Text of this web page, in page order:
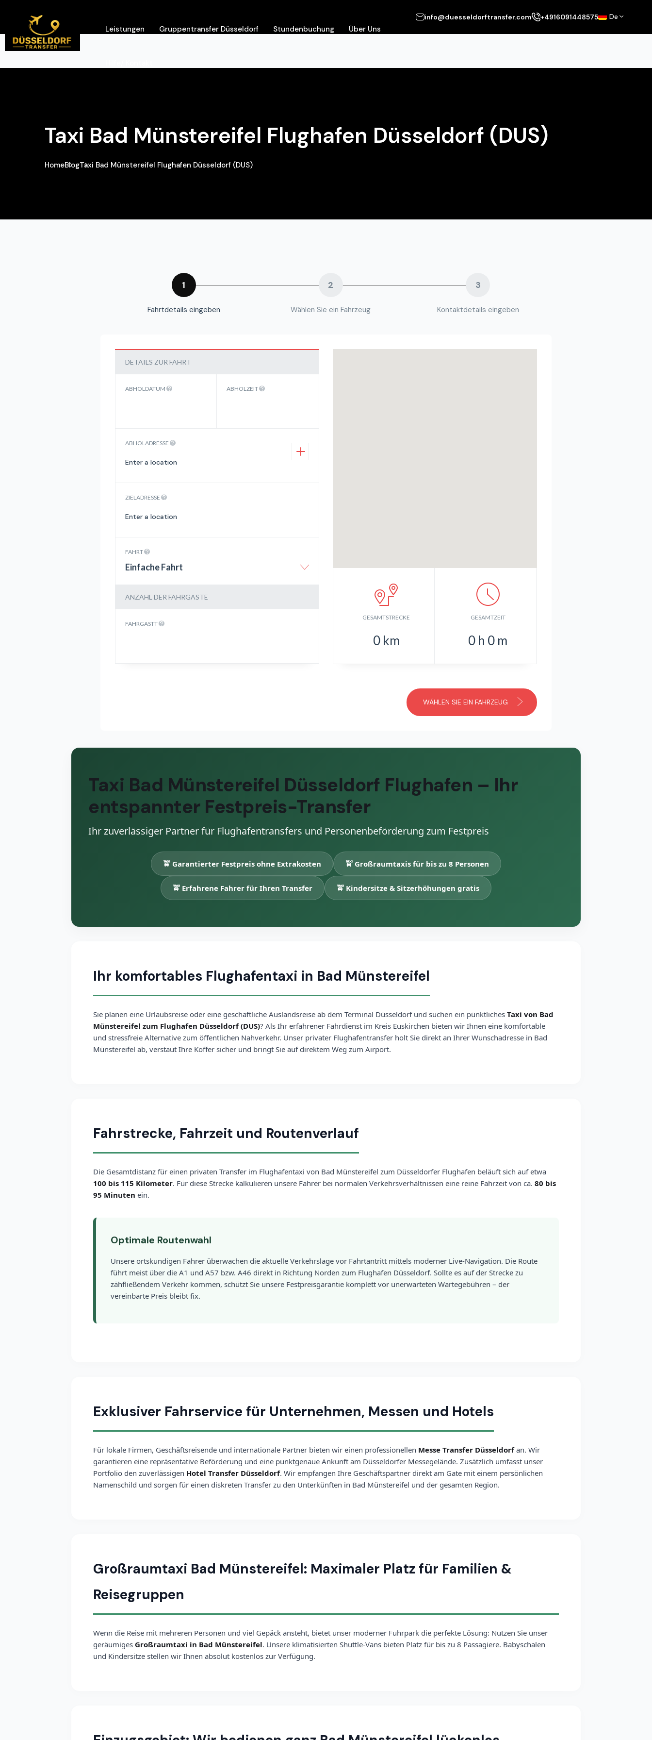
Leistungen Gruppentransfer Düsseldorf Stundenbuchung Über Uns
info@duesseldorftransfer.com +4916091448575 De
Taxi Bad Münstereifel Flughafen Düsseldorf (DUS)
HomeBlogTaxi Bad Münstereifel Flughafen Düsseldorf (DUS)
1
Fahrtdetails eingeben
2
Wählen Sie ein Fahrzeug
3
Kontaktdetails eingeben
DETAILS ZUR FAHRT
ABHOLDATUM ABHOLZEIT
ABHOLADRESSE
ZIELADRESSE
FAHRT
Einfache Fahrt
ANZAHL DER FAHRGÄSTE
FAHRGASTT
GESAMTSTRECKE
0 km
GESAMTZEIT
0 h 0 m
WÄHLEN SIE EIN FAHRZEUG
Taxi Bad Münstereifel Düsseldorf Flughafen – Ihr
entspannter Festpreis-Transfer
Ihr zuverlässiger Partner für Flughafentransfers und Personenbeförderung zum Festpreis
🚖 Garantierter Festpreis ohne Extrakosten 🚖 Großraumtaxis für bis zu 8 Personen
🚖 Erfahrene Fahrer für Ihren Transfer 🚖 Kindersitze & Sitzerhöhungen gratis
Ihr komfortables Flughafentaxi in Bad Münstereifel
Sie planen eine Urlaubsreise oder eine geschäftliche Auslandsreise ab dem Terminal Düsseldorf und suchen ein pünktliches Taxi von Bad
Münstereifel zum Flughafen Düsseldorf (DUS)? Als Ihr erfahrener Fahrdienst im Kreis Euskirchen bieten wir Ihnen eine komfortable
und stressfreie Alternative zum öffentlichen Nahverkehr. Unser privater Flughafentransfer holt Sie direkt an Ihrer Wunschadresse in Bad
Münstereifel ab, verstaut Ihre Koffer sicher und bringt Sie auf direktem Weg zum Airport.
Fahrstrecke, Fahrzeit und Routenverlauf
Die Gesamtdistanz für einen privaten Transfer im Flughafentaxi von Bad Münstereifel zum Düsseldorfer Flughafen beläuft sich auf etwa
100 bis 115 Kilometer. Für diese Strecke kalkulieren unsere Fahrer bei normalen Verkehrsverhältnissen eine reine Fahrzeit von ca. 80 bis
95 Minuten ein.
Optimale Routenwahl
Unsere ortskundigen Fahrer überwachen die aktuelle Verkehrslage vor Fahrtantritt mittels moderner Live-Navigation. Die Route
führt meist über die A1 und A57 bzw. A46 direkt in Richtung Norden zum Flughafen Düsseldorf. Sollte es auf der Strecke zu
zähfließendem Verkehr kommen, schützt Sie unsere Festpreisgarantie komplett vor unerwarteten Wartegebühren – der
vereinbarte Preis bleibt fix.
Exklusiver Fahrservice für Unternehmen, Messen und Hotels
Für lokale Firmen, Geschäftsreisende und internationale Partner bieten wir einen professionellen Messe Transfer Düsseldorfan. Wir
garantieren eine repräsentative Beförderung und eine punktgenaue Ankunft am Düsseldorfer Messegelände. Zusätzlich umfasst unser
Portfolio den zuverlässigen Hotel Transfer Düsseldorf. Wir empfangen Ihre Geschäftspartner direkt am Gate mit einem persönlichen
Namenschild und sorgen für einen diskreten Transfer zu den Unterkünften in Bad Münstereifel und der gesamten Region.
Großraumtaxi Bad Münstereifel: Maximaler Platz für Familien &
Reisegruppen
Wenn die Reise mit mehreren Personen und viel Gepäck ansteht, bietet unser moderner Fuhrpark die perfekte Lösung: Nutzen Sie unser
geräumiges Großraumtaxi in Bad Münstereifel. Unsere klimatisierten Shuttle-Vans bieten Platz für bis zu 8 Passagiere. Babyschalen
und Kindersitze stellen wir Ihnen absolut kostenlos zur Verfügung.